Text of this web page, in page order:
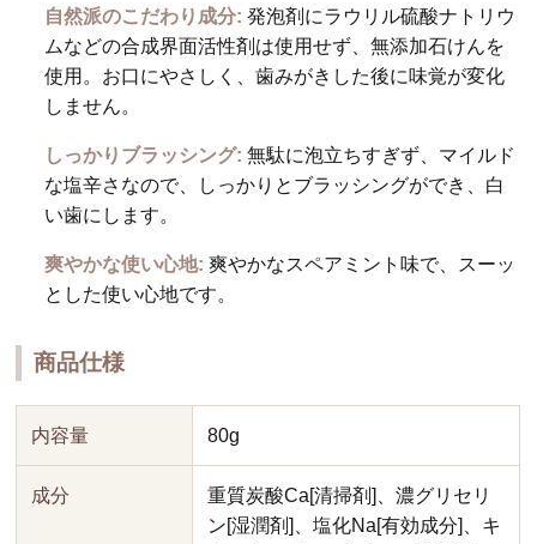
自然派のこだわり成分: 発泡剤にラウリル硫酸ナトリウ
ムなどの合成界面活性剤は使用せず、無添加石けんを
使用。お口にやさしく、歯みがきした後に味覚が変化
しません。
しっかりブラッシング: 無駄に泡立ちすぎず、マイルド
な塩辛さなので、しっかりとブラッシングができ、白
い歯にします。
爽やかな使い心地: 爽やかなスペアミント味で、スーッ
とした使い心地です。
商品仕様
内容量 80g
成分
重質炭酸Ca[清掃剤]、濃グリセリ
ン[湿潤剤]、塩化Na[有効成分]、キ